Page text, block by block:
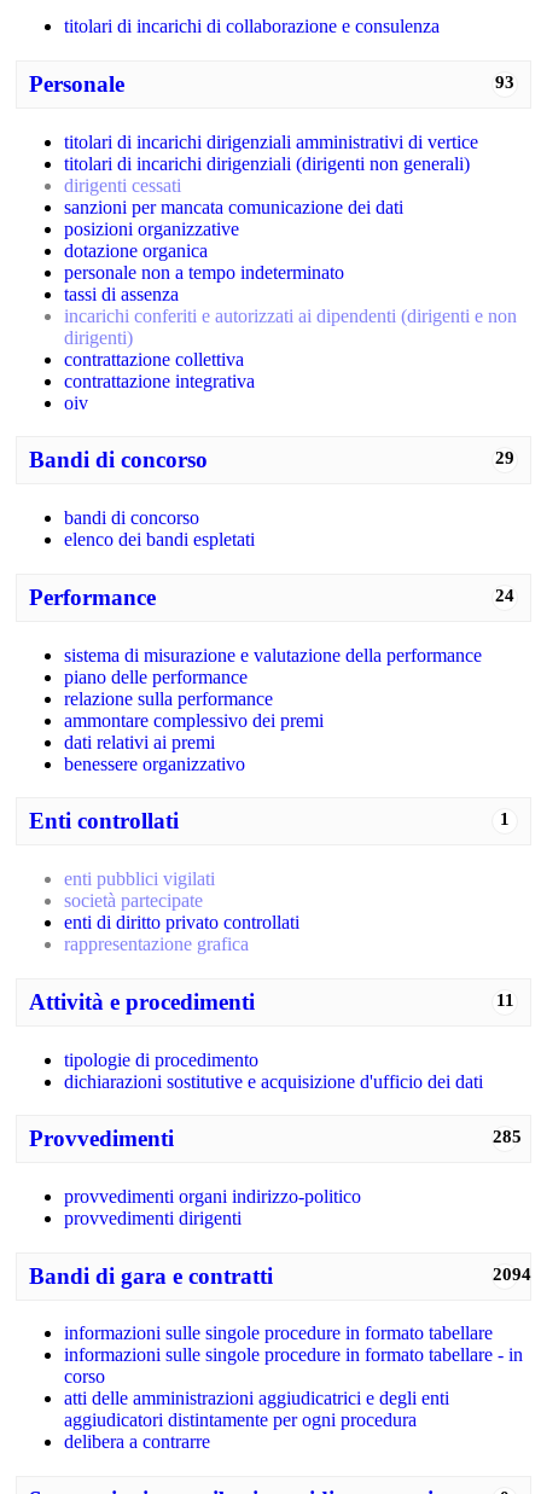
titolari di incarichi di collaborazione e consulenza
93
Personale
titolari di incarichi dirigenziali amministrativi di vertice
titolari di incarichi dirigenziali (dirigenti non generali)
dirigenti cessati
sanzioni per mancata comunicazione dei dati
posizioni organizzative
dotazione organica
personale non a tempo indeterminato
tassi di assenza
incarichi conferiti e autorizzati ai dipendenti (dirigenti e non
dirigenti)
contrattazione collettiva
contrattazione integrativa
oiv
29
Bandi di concorso
bandi di concorso
elenco dei bandi espletati
24
Performance
sistema di misurazione e valutazione della performance
piano delle performance
relazione sulla performance
ammontare complessivo dei premi
dati relativi ai premi
benessere organizzativo
1
Enti controllati
enti pubblici vigilati
società partecipate
enti di diritto privato controllati
rappresentazione grafica
11
Attività e procedimenti
tipologie di procedimento
dichiarazioni sostitutive e acquisizione d'ufficio dei dati
285
Provvedimenti
provvedimenti organi indirizzo-politico
provvedimenti dirigenti
2094
Bandi di gara e contratti
informazioni sulle singole procedure in formato tabellare
informazioni sulle singole procedure in formato tabellare - in
corso
atti delle amministrazioni aggiudicatrici e degli enti
aggiudicatori distintamente per ogni procedura
delibera a contrarre